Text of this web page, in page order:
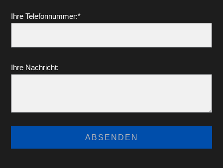
Ihre Telefonnummer:*
Ihre Nachricht: